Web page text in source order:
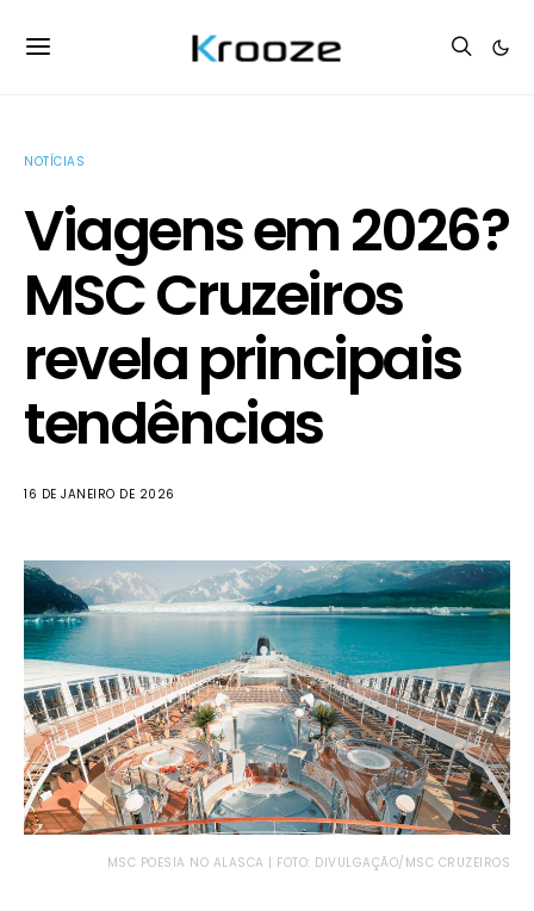
NOTÍCIAS
Viagens em 2026?
MSC Cruzeiros
revela principais
tendências
16 DE JANEIRO DE 2026
MSC POESIA NO ALASCA | FOTO: DIVULGAÇÃO/MSC CRUZEIROS